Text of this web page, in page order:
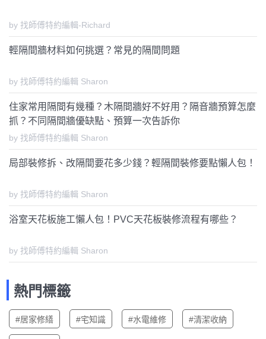
by 找師傅特約編輯-Richard
輕隔間牆材料如何挑選？常見的隔間問題
by 找師傅特約編輯 Sharon
住家常用隔間有幾種？木隔間牆好不好用？隔音牆預算怎麼
抓？不同隔間牆優缺點、預算一次告訴你
by 找師傅特約編輯 Sharon
局部裝修拆、改隔間要花多少錢？輕隔間裝修要點懶人包！
by 找師傅特約編輯 Sharon
浴室天花板施工懶人包！PVC天花板裝修流程有哪些？
by 找師傅特約編輯 Sharon
熱門標籤
#居家修繕 #宅知識 #水電維修 #清潔收納